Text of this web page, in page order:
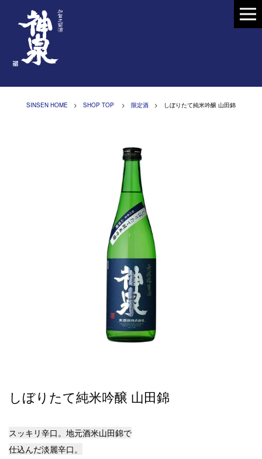
SINSEN HOME > SHOP TOP > 限定酒 > しぼりたて純米吟醸 山田錦
しぼりたて純米吟醸 山田錦
スッキリ辛口。地元酒米山田錦で
仕込んだ淡麗辛口。